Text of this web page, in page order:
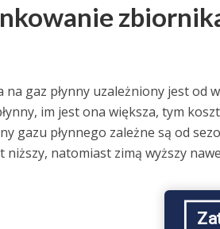
gaz płynny uzależniony jest od
im jest ona większa, tym
gazu płynnego zależne są od
natomiast zimą wyższy